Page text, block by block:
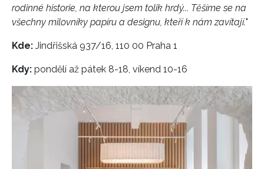
rodinné historie, na kterou jsem tolik hrdý... Těšíme se na
všechny milovníky papíru a designu, kteří k nám zavítají."
Kde: Jindřišská 937/16, 110 00 Praha 1
Kdy: pondělí až pátek 8-18, víkend 10-16